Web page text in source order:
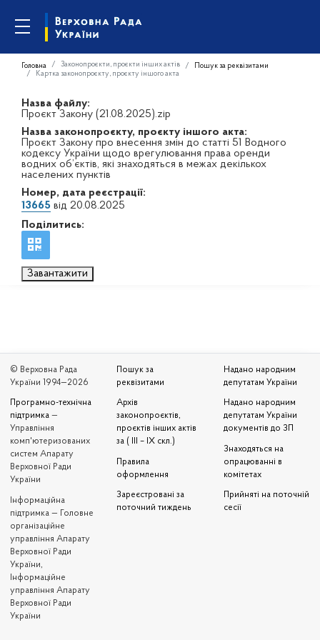
Головна Законопроєкти, проєкти інших актів
Пошук за реквізитами
Картка законопроєкту, проєкту іншого акта
Назва файлу:
Проєкт Закону (21.08.2025).zip
Назва законопроєкту, проєкту іншого акта:
Проєкт Закону про внесення змін до статті 51 Водного
кодексу України щодо врегулювання права оренди
водних об’єктів, які знаходяться в межах декількох
населених пунктів
Номер, дата реєстрації:
13665 від 20.08.2025
Поділитись:
Завантажити
© Верховна Рада
України 1994—2026
Програмно-технічна
підтримка —
Управління
комп'ютеризованих
систем Апарату
Верховної Ради
України
Iнформаційна
підтримка — Головне
організаційне
управління Апарату
Верховної Ради
України,
Інформаційне
управління Апарату
Верховної Ради
України
Пошук за
реквізитами
Архів
законопроєктів,
проєктів інших актів
за ( III – IX скл.)
Правила
оформлення
Зареєстровані за
поточний тиждень
Надано народним
депутатам України
Надано народним
депутатам України
документів до ЗП
Знаходяться на
опрацюванні в
комітетах
Прийняті на поточній
сесії